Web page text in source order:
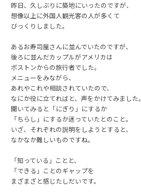
昨日、久しぶりに築地にいったのですが、
想像以上に外国人観光客の人が多くて
びっくりしました。
あるお寿司屋さんに並んでいたのですが、
後ろに並んだカップルがアメリカは
ボストンからの旅行者でした。
メニューをみながら、
あれやこれや相談されていたので、
なにか役に立てればと、声をかけてみました。
聞いてみると「にぎり」にするか
「ちらし」にするか迷っていたとのこと。
いざ、それぞれの説明をしようとすると、
なかなか難しいものですね。
「知っている」ことと、
「できる」ことのギャップを
まざまざと感じたしだいです。